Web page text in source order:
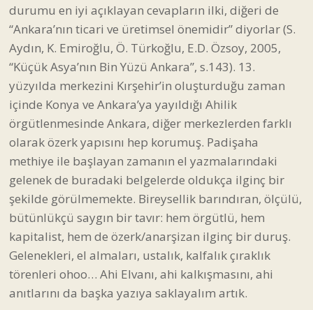
durumu en iyi açıklayan cevapların ilki, diğeri de
“Ankara’nın ticari ve üretimsel önemidir” diyorlar (S.
Aydın, K. Emiroğlu, Ö. Türkoğlu, E.D. Özsoy, 2005,
“Küçük Asya’nın Bin Yüzü Ankara”, s.143). 13.
yüzyılda merkezini Kırşehir’in oluşturduğu zaman
içinde Konya ve Ankara’ya yayıldığı Ahilik
örgütlenmesinde Ankara, diğer merkezlerden farklı
olarak özerk yapısını hep korumuş. Padişaha
methiye ile başlayan zamanın el yazmalarındaki
gelenek de buradaki belgelerde oldukça ilginç bir
şekilde görülmemekte. Bireysellik barındıran, ölçülü,
bütünlükçü saygın bir tavır: hem örgütlü, hem
kapitalist, hem de özerk/anarşizan ilginç bir duruş.
Gelenekleri, el almaları, ustalık, kalfalık çıraklık
törenleri ohoo… Ahi Elvanı, ahi kalkışmasını, ahi
anıtlarını da başka yazıya saklayalım artık.